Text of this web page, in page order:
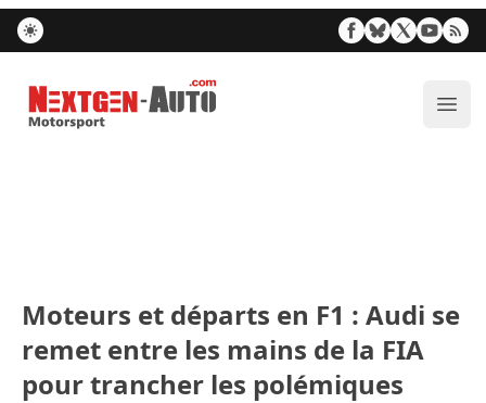
Nextgen-Auto.com
Moteurs et départs en F1 : Audi se
remet entre les mains de la FIA
pour trancher les polémiques